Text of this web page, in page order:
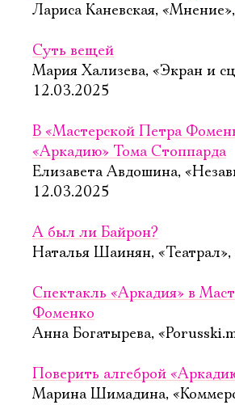
Лариса Каневская,
Суть вещей
Мария Хализева, «Экран и
12.03.2025
В «Мастерской Петра
«Аркадию» Тома Стоппарда
Елизавета Авдошина,
12.03.2025
А был ли Байрон?
Наталья Шаинян,
Спектакль «Аркадия» в
Фоменко
Анна Богатырева,
Поверить алгеброй
Марина Шимадина,